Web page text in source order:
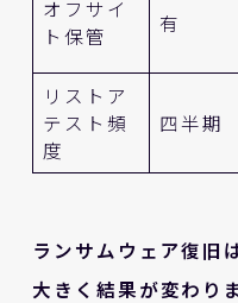
オフサイ
ト保管
有
リストア
テスト頻
度
四半期
ランサムウェア復旧
大きく結果が変わりま